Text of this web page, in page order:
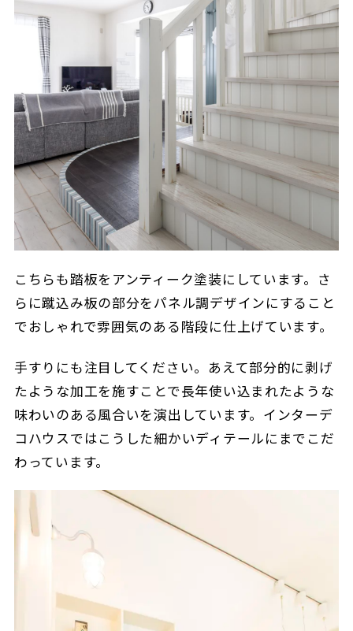
こちらも踏板をアンティーク塗装にしています。さ
らに蹴込み板の部分をパネル調デザインにすること
でおしゃれで雰囲気のある階段に仕上げています。
手すりにも注目してください。あえて部分的に剥げ
たような加工を施すことで長年使い込まれたような
味わいのある風合いを演出しています。インターデ
コハウスではこうした細かいディテールにまでこだ
わっています。